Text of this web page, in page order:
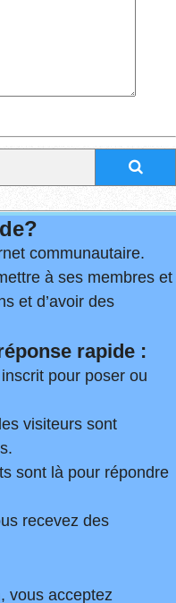
communautaire.
à ses membres et
et d’avoir des
rapide :
pour poser ou
visiteurs sont
sont là pour répondre
recevez des
vous acceptez